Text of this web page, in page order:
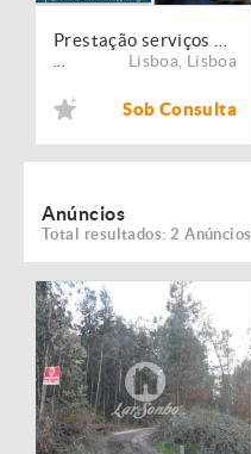
Lisboa Lisboa
Sob Consulta
Anúncios
Total resultados: 2 Anúncios